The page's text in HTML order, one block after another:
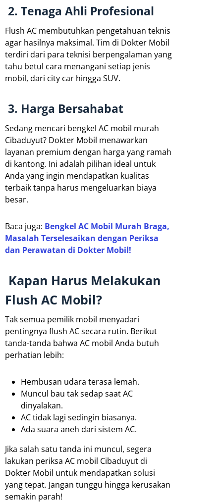
2. Tenaga Ahli Profesional
Flush AC membutuhkan pengetahuan teknis
agar hasilnya maksimal. Tim di Dokter Mobil
terdiri dari para teknisi berpengalaman yang
tahu betul cara menangani setiap jenis
mobil, dari city car hingga SUV.
3. Harga Bersahabat
Sedang mencari bengkel AC mobil murah
Cibaduyut? Dokter Mobil menawarkan
layanan premium dengan harga yang ramah
di kantong. Ini adalah pilihan ideal untuk
Anda yang ingin mendapatkan kualitas
terbaik tanpa harus mengeluarkan biaya
besar.
Baca juga: Bengkel AC Mobil Murah Braga,
Masalah Terselesaikan dengan Periksa
dan Perawatan di Dokter Mobil!
Kapan Harus Melakukan
Flush AC Mobil?
Tak semua pemilik mobil menyadari
pentingnya flush AC secara rutin. Berikut
tanda-tanda bahwa AC mobil Anda butuh
perhatian lebih:
Hembusan udara terasa lemah.
Muncul bau tak sedap saat AC
dinyalakan.
AC tidak lagi sedingin biasanya.
Ada suara aneh dari sistem AC.
Jika salah satu tanda ini muncul, segera
lakukan periksa AC mobil Cibaduyut di
Dokter Mobil untuk mendapatkan solusi
yang tepat. Jangan tunggu hingga kerusakan
semakin parah!